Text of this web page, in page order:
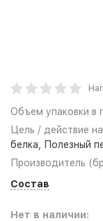
Объем упаковки в
Цель / действие
белка, Полезный
Производитель
Состав
Нет в наличии: